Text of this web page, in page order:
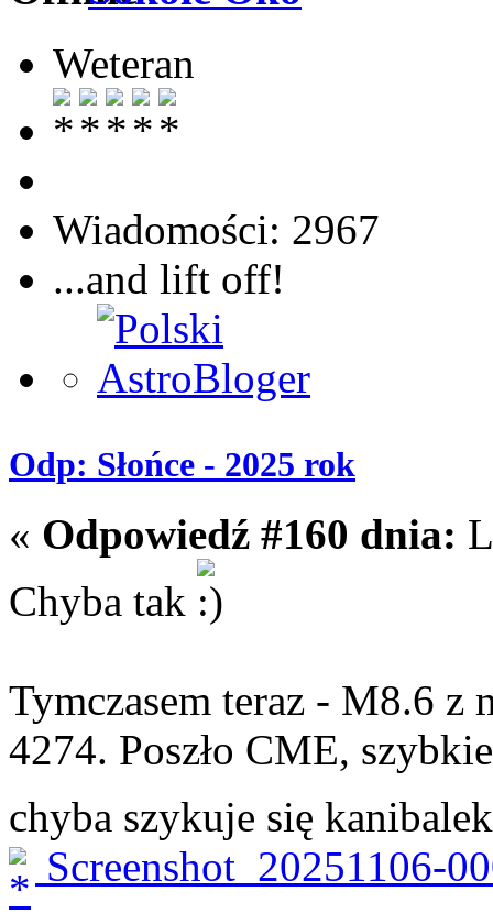
Weteran
Wiadomości: 2967
...and lift off!
Odp: Słońce - 2025 rok
« Odpowiedź #160 dnia:
Chyba tak
Tymczasem teraz - M8.6
4274. Poszło CME,
chyba szykuje się
Screenshot_20251106-